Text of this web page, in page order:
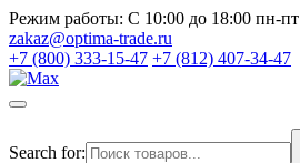
Режим работы: С 10:00 до 18:00 пн-пт
zakaz@optima-trade.ru
+7 (800) 333-15-47 +7 (812) 407-34-47
Search for: